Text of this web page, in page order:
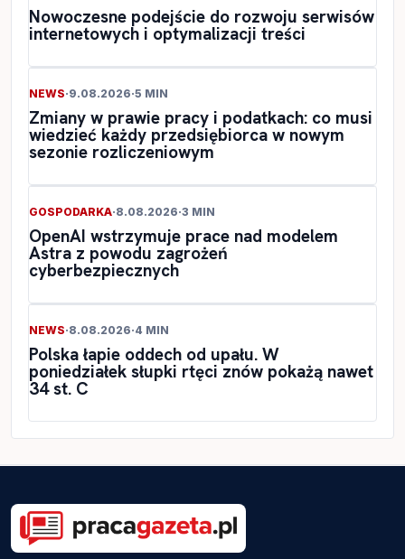
Nowoczesne podejście do rozwoju serwisów
internetowych i optymalizacji treści
NEWS·9.08.2026·5 MIN
Zmiany w prawie pracy i podatkach: co musi
wiedzieć każdy przedsiębiorca w nowym
sezonie rozliczeniowym
GOSPODARKA·8.08.2026·3 MIN
OpenAI wstrzymuje prace nad modelem
Astra z powodu zagrożeń
cyberbezpiecznych
NEWS·8.08.2026·4 MIN
Polska łapie oddech od upału. W
poniedziałek słupki rtęci znów pokażą nawet
34 st. C